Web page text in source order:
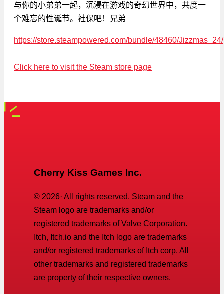
与你的小弟弟一起，沉浸在游戏的奇幻世界中，共度一
个难忘的性诞节。社保吧！兄弟
https://store.steampowered.com/bundle/48460/Jizzmas_24/
Click here to visit the Steam store page
Cherry Kiss Games Inc.
© 2026· All rights reserved. Steam and the
Steam logo are trademarks and/or
registered trademarks of Valve Corporation.
Itch, Itch.io and the Itch logo are trademarks
and/or registered trademarks of Itch corp. All
other trademarks and registered trademarks
are property of their respective owners.